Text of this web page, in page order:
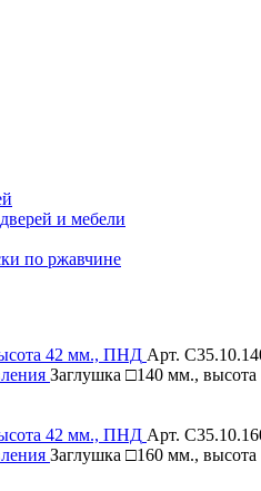
и мебели
по ржавчине
Арт.
Заглушка □140 мм.,
Арт.
Заглушка □160 мм.,